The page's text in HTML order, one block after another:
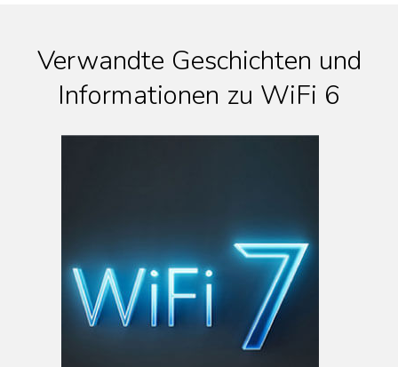
Verwandte Geschichten und
Informationen zu WiFi 6